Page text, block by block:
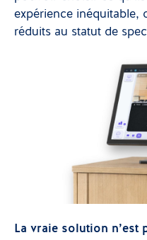
expérience inéquitable,
réduits au statut de
La vraie solution n’est